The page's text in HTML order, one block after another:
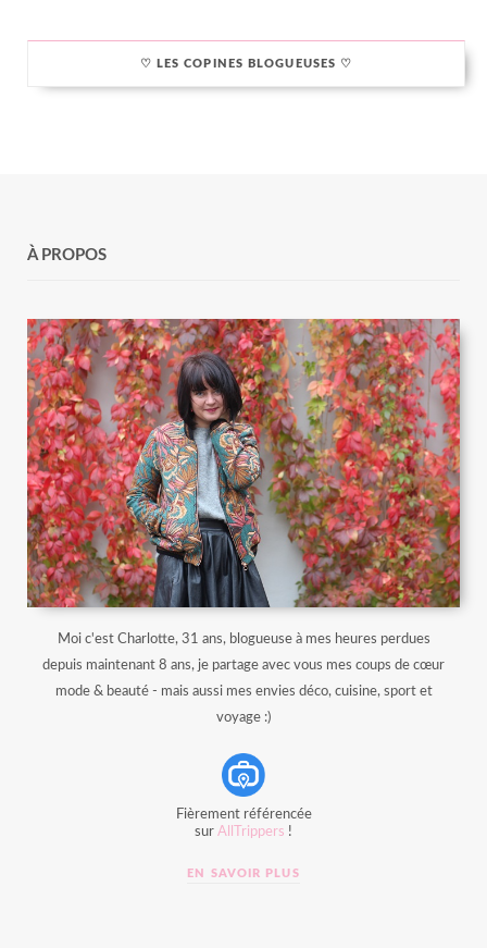
♡ LES COPINES BLOGUEUSES ♡
À PROPOS
Moi c'est Charlotte, 31 ans, blogueuse à mes heures perdues
depuis maintenant 8 ans, je partage avec vous mes coups de cœur
mode & beauté - mais aussi mes envies déco, cuisine, sport et
voyage :)
Fièrement référencée
sur AllTrippers !
EN SAVOIR PLUS